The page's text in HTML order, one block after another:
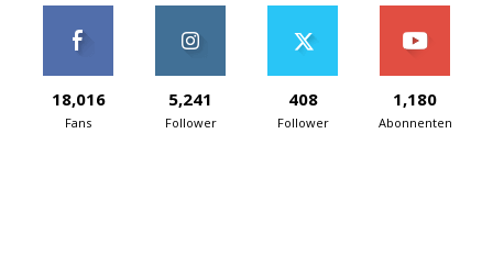
18,016
Fans
5,241
Follower
408
Follower
1,180
Abonnenten